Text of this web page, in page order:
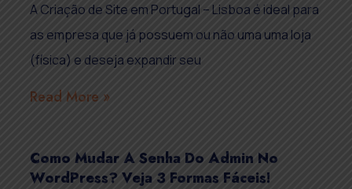
A Criação de Site em Portugal – Lisboa é ideal para
as empresa que já possuem ou não uma uma loja
(física) e deseja expandir seu
Read More »
Como Mudar A Senha Do Admin No
WordPress? Veja 3 Formas Fáceis!